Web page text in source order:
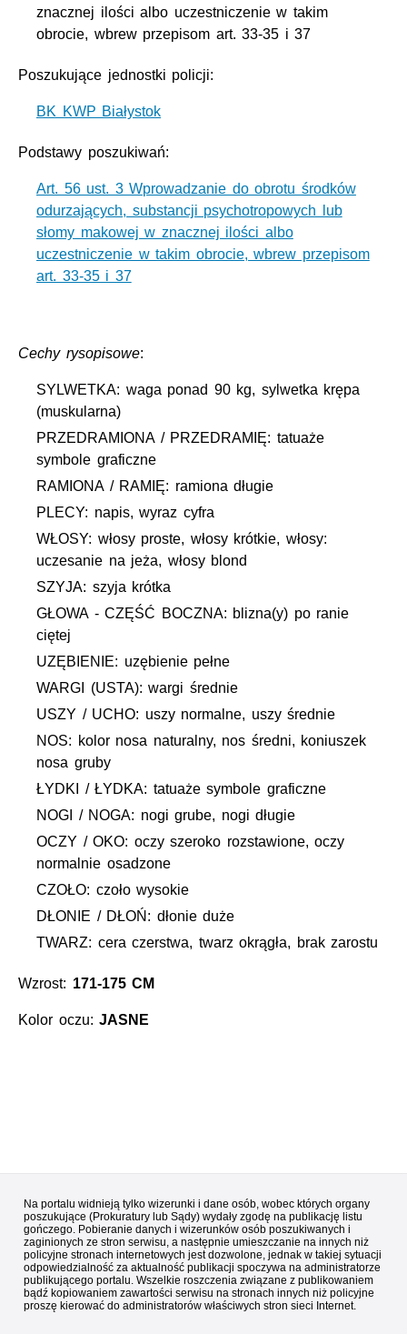
znacznej ilości albo uczestniczenie w takim
obrocie, wbrew przepisom art. 33-35 i 37
Poszukujące jednostki policji:
BK KWP Białystok
Podstawy poszukiwań:
Art. 56 ust. 3 Wprowadzanie do obrotu środków
odurzających, substancji psychotropowych lub
słomy makowej w znacznej ilości albo
uczestniczenie w takim obrocie, wbrew przepisom
art. 33-35 i 37
Cechy rysopisowe:
SYLWETKA: waga ponad 90 kg, sylwetka krępa
(muskularna)
PRZEDRAMIONA / PRZEDRAMIĘ: tatuaże
symbole graficzne
RAMIONA / RAMIĘ: ramiona długie
PLECY: napis, wyraz cyfra
WŁOSY: włosy proste, włosy krótkie, włosy:
uczesanie na jeża, włosy blond
SZYJA: szyja krótka
GŁOWA - CZĘŚĆ BOCZNA: blizna(y) po ranie
ciętej
UZĘBIENIE: uzębienie pełne
WARGI (USTA): wargi średnie
USZY / UCHO: uszy normalne, uszy średnie
NOS: kolor nosa naturalny, nos średni, koniuszek
nosa gruby
ŁYDKI / ŁYDKA: tatuaże symbole graficzne
NOGI / NOGA: nogi grube, nogi długie
OCZY / OKO: oczy szeroko rozstawione, oczy
normalnie osadzone
CZOŁO: czoło wysokie
DŁONIE / DŁOŃ: dłonie duże
TWARZ: cera czerstwa, twarz okrągła, brak zarostu
Wzrost: 171-175 CM
Kolor oczu:JASNE
Na portalu widnieją tylko wizerunki i dane osób, wobec których organy
poszukujące (Prokuratury lub Sądy) wydały zgodę na publikację listu
gończego. Pobieranie danych i wizerunków osób poszukiwanych i
zaginionych ze stron serwisu, a następnie umieszczanie na innych niż
policyjne stronach internetowych jest dozwolone, jednak w takiej sytuacji
odpowiedzialność za aktualność publikacji spoczywa na administratorze
publikującego portalu. Wszelkie roszczenia związane z publikowaniem
bądź kopiowaniem zawartości serwisu na stronach innych niż policyjne
proszę kierować do administratorów właściwych stron sieci Internet.